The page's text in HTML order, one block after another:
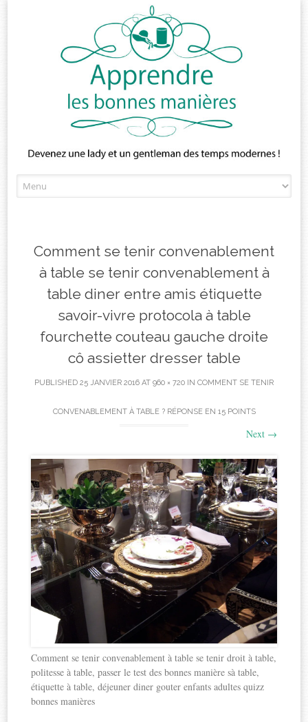
to
Comment se tenir convenablement
à table se tenir convenablement à
table diner entre amis étiquette
savoir-vivre protocola à table
fourchette couteau gauche droite
cô assietter dresser table
PUBLISHED 25 JANVIER 2016 AT 960 × 720 IN COMMENT SE TENIR
CONVENABLEMENT À TABLE ? RÉPONSE EN 15 POINTS
Next →
Comment se tenir convenablement à table se tenir droit à table,
politesse à table, passer le test des bonnes manière sà table,
étiquette à table, déjeuner diner gouter enfants adultes quizz
bonnes manières